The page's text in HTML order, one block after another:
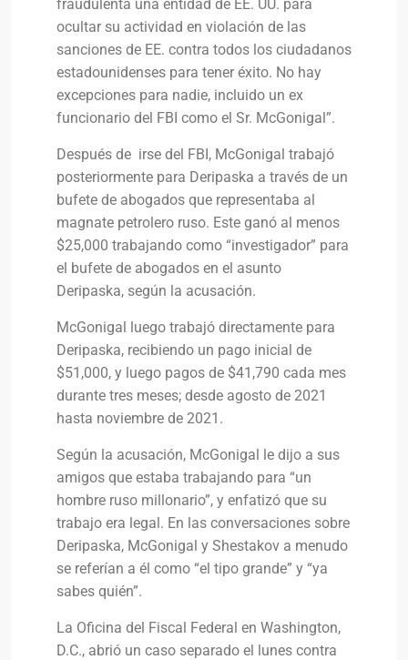
fraudulenta una entidad de EE. UU. para
ocultar su actividad en violación de las
sanciones de EE. contra todos los ciudadanos
estadounidenses para tener éxito. No hay
excepciones para nadie, incluido un ex
funcionario del FBI como el Sr. McGonigal”.
Después de irse del FBI, McGonigal trabajó
posteriormente para Deripaska a través de un
bufete de abogados que representaba al
magnate petrolero ruso. Este ganó al menos
$25,000 trabajando como “investigador” para
el bufete de abogados en el asunto
Deripaska, según la acusación.
McGonigal luego trabajó directamente para
Deripaska, recibiendo un pago inicial de
$51,000, y luego pagos de $41,790 cada mes
durante tres meses; desde agosto de 2021
hasta noviembre de 2021.
Según la acusación, McGonigal le dijo a sus
amigos que estaba trabajando para “un
hombre ruso millonario”, y enfatizó que su
trabajo era legal. En las conversaciones sobre
Deripaska, McGonigal y Shestakov a menudo
se referían a él como “el tipo grande” y “ya
sabes quién”.
La Oficina del Fiscal Federal en Washington,
D.C., abrió un caso separado el lunes contra